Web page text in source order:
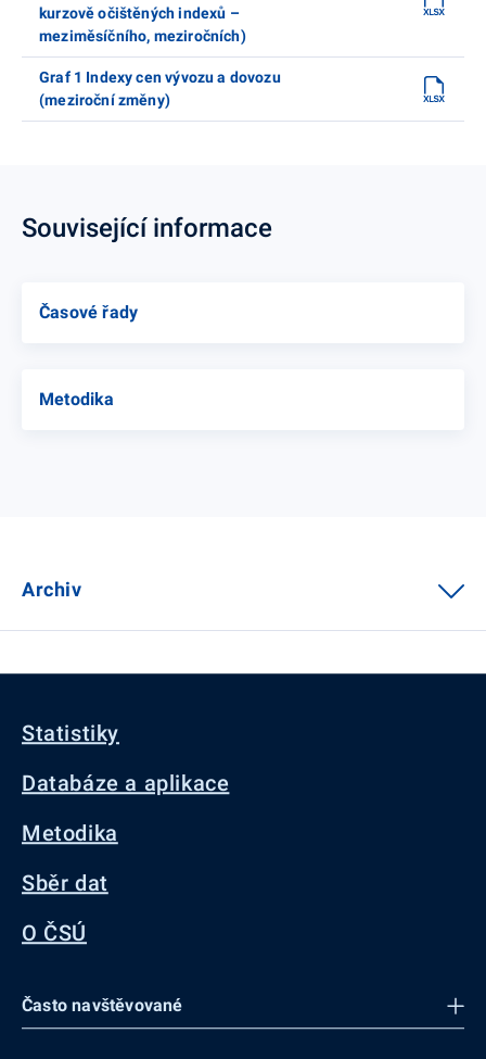
kurzově očištěných indexů –
meziměsíčního, meziročních)
Graf 1 Indexy cen vývozu a dovozu
(meziroční změny)
Související informace
Časové řady
Metodika
Archiv
Statistiky
Databáze a aplikace
Metodika
Sběr dat
O ČSÚ
Často navštěvované